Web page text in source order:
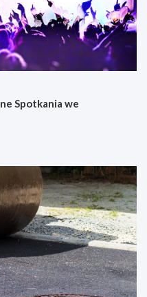
Spotkania we